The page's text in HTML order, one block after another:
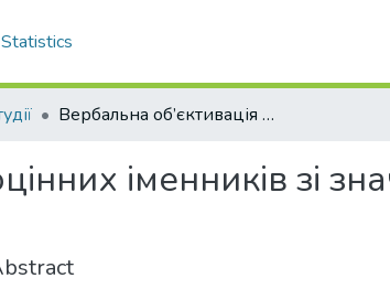
Statistics
Вербальна об’єктивація оцінних іменників зі значенням "особа жіночої статі" в польській мові
іменників зі